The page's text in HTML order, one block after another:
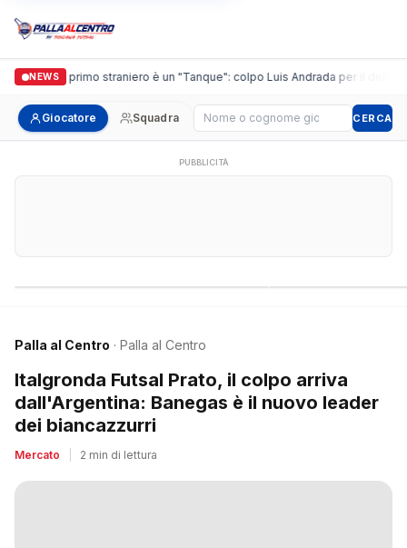
NEWS
il primo straniero è un "Tanque": colpo Luis Andrada per il debutto in
Giocatore Squadra Cerca giocatore CERCA
PUBBLICITÀ
Palla al Centro · Palla al Centro
Italgronda Futsal Prato, il colpo arriva
dall'Argentina: Banegas è il nuovo leader
dei biancazzurri
Mercato 2 min di lettura